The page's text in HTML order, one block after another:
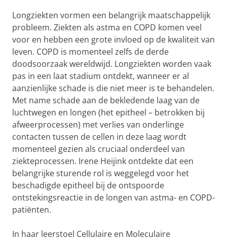
Longziekten vormen een belangrijk maatschappelijk
probleem. Ziekten als astma en COPD komen veel
voor en hebben een grote invloed op de kwaliteit van
leven. COPD is momenteel zelfs de derde
doodsoorzaak wereldwijd. Longziekten worden vaak
pas in een laat stadium ontdekt, wanneer er al
aanzienlijke schade is die niet meer is te behandelen.
Met name schade aan de bekledende laag van de
luchtwegen en longen (het epitheel – betrokken bij
afweerprocessen) met verlies van onderlinge
contacten tussen de cellen in deze laag wordt
momenteel gezien als cruciaal onderdeel van
ziekteprocessen. Irene Heijink ontdekte dat een
belangrijke sturende rol is weggelegd voor het
beschadigde epitheel bij de ontspoorde
ontstekingsreactie in de longen van astma- en COPD-
patiënten.
In haar leerstoel Cellulaire en Moleculaire